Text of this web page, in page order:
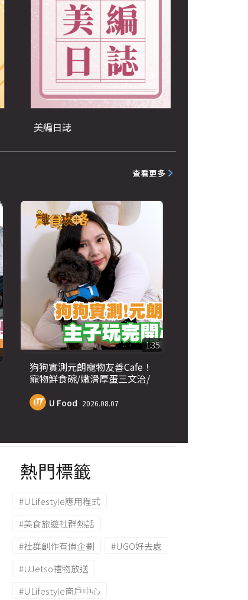
美編日誌
查看更多
1:35
狗狗實測元朗寵物友善Cafe！
寵物鮮食碗/嫩滑厚蛋三文治/
U Food 2026.08.07
熱門標籤
#ULifestyle應用程式
#美食旅遊社群熱話
#社群創作有價企劃
#UGO好去處
#UJetso禮物放送
#ULifestyle商戶中心